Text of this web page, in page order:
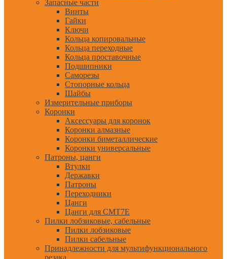
Запасные части
Винты
Гайки
Ключи
Кольца копировальные
Кольца переходные
Кольца проставочные
Подшипники
Саморезы
Стопорные кольца
Шайбы
Измерительные приборы
Коронки
Аксессуары для коронок
Коронки алмазные
Коронки биметаллические
Коронки универсальные
Патроны, цанги
Втулки
Державки
Патроны
Переходники
Цанги
Цанги для CMT7E
Пилки лобзиковые, сабельные
Пилки лобзиковые
Пилки сабельные
Принадлежности для мультифункционального
резака